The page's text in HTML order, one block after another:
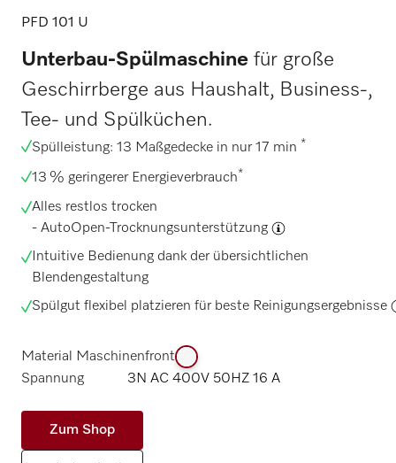
PFD 101 U
Unterbau-Spülmaschine für große
Geschirrberge aus Haushalt, Business-,
Tee- und Spülküchen.
Spülleistung: 13 Maßgedecke in nur 17 min *
13 % geringerer Energieverbrauch*
Alles restlos trocken
- AutoOpen-Trocknungsunterstützung
Intuitive Bedienung dank der übersichtlichen
Blendengestaltung
Spülgut flexibel platzieren für beste Reinigungsergebnisse
Material Maschinenfront
Spannung
3N AC 400V 50HZ 16 A
Zum Shop